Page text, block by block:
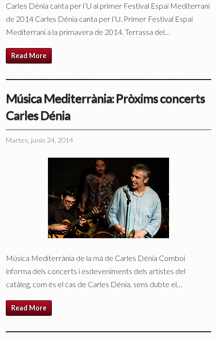
Carles Dénia canta per l’U al primer Festival Espai Mediterrani
de 2014 Carles Dénia canta per l’U. Primer Festival Espai
Mediterrani a la primavera de 2014. Terrassa del…
Read More
Música Mediterrània: Pròxims concerts
Carles Dénia
Martes, junio 24, 2014
Música Mediterrània de la mà de Carles Dénia Comboi
informa dels concerts i esdeveniments dels artistes del
catàleg, com és el cas de Carles Dénia, sens dubte el…
Read More